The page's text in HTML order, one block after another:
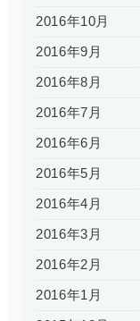
2016年10月
2016年9月
2016年8月
2016年7月
2016年6月
2016年5月
2016年4月
2016年3月
2016年2月
2016年1月